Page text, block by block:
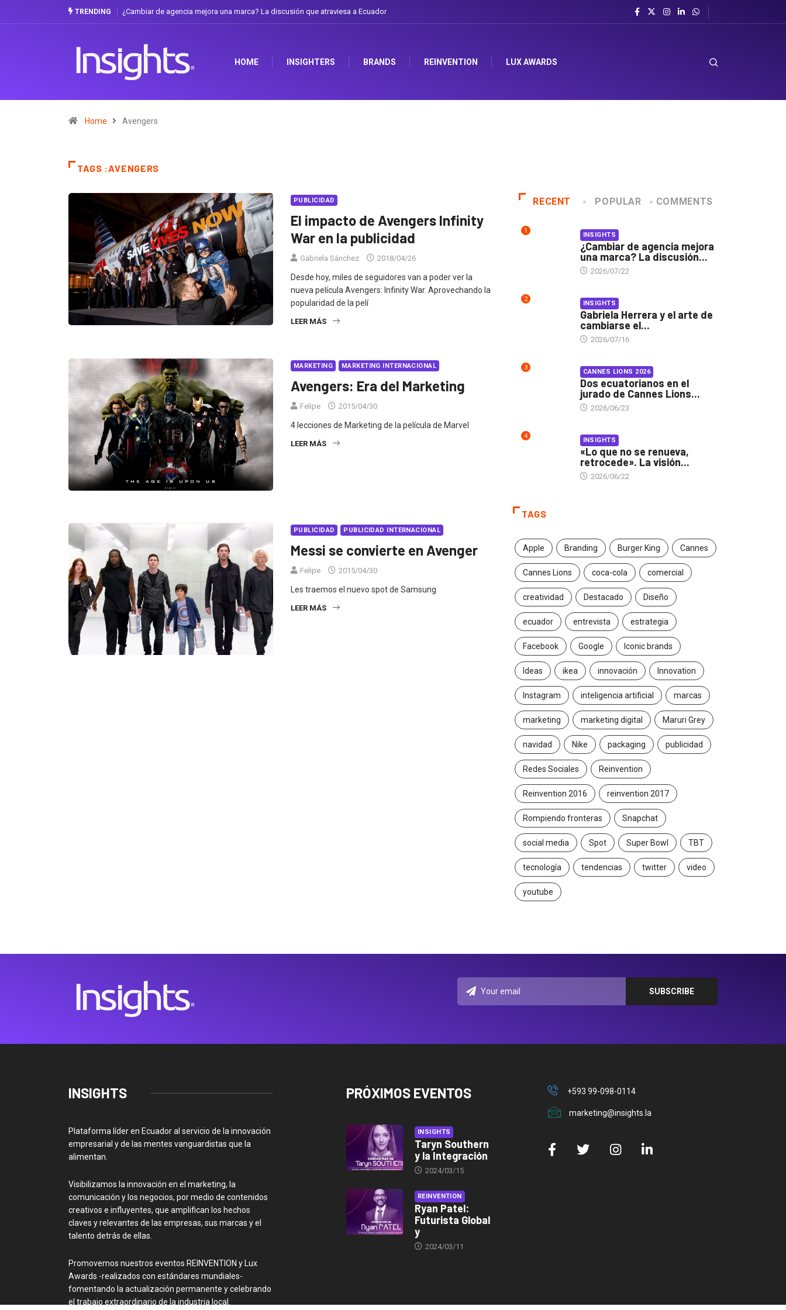
TRENDING ¿Cambiar de agencia mejora una marca? La discusión que atraviesa a Ecuador Gabriela Herrera y el arte de cambiarse el sombrero en Corporación Favorita
HOME INSIGHTERS BRANDS REINVENTION LUX AWARDS
Home Avengers
TAGS :AVENGERS
PUBLICIDAD
El impacto de Avengers Infinity
War en la publicidad
Gabriela Sánchez 2018/04/26
Desde hoy, miles de seguidores van a poder ver la
nueva película Avengers: Infinity War. Aprovechando la
popularidad de la pelí
LEER MÁS
MARKETING MARKETING INTERNACIONAL
Avengers: Era del Marketing
Felipe 2015/04/30
4 lecciones de Marketing de la película de Marvel
LEER MÁS
PUBLICIDAD PUBLICIDAD INTERNACIONAL
Messi se convierte en Avenger
Felipe 2015/04/30
Les traemos el nuevo spot de Samsung
LEER MÁS
RECENT POPULAR COMMENTS
1 INSIGHTS
¿Cambiar de agencia mejora
una marca? La discusión...
2026/07/22
2 INSIGHTS
Gabriela Herrera y el arte de
cambiarse el...
2026/07/16
3 CANNES LIONS 2026
Dos ecuatorianos en el
jurado de Cannes Lions...
2026/06/23
4 INSIGHTS
«Lo que no se renueva,
retrocede». La visión...
2026/06/22
TAGS
Apple Branding Burger King Cannes
Cannes Lions coca-cola comercial
creatividad Destacado Diseño
ecuador entrevista estrategia
Facebook Google Iconic brands
Ideas ikea innovación Innovation
Instagram inteligencia artificial marcas
marketing marketing digital Maruri Grey
navidad Nike packaging publicidad
Redes Sociales Reinvention
Reinvention 2016 reinvention 2017
Rompiendo fronteras Snapchat
social media Spot Super Bowl TBT
tecnología tendencias twitter video
youtube
INSIGHTS
Plataforma líder en Ecuador al servicio de la innovación
empresarial y de las mentes vanguardistas que la
alimentan.
Visibilizamos la innovación en el marketing, la
comunicación y los negocios, por medio de contenidos
creativos e influyentes, que amplifican los hechos
claves y relevantes de las empresas, sus marcas y el
talento detrás de ellas.
Promovemos nuestros eventos REINVENTION y Lux
Awards -realizados con estándares mundiales-
fomentando la actualización permanente y celebrando
el trabajo extraordinario de la industria local.
PRÓXIMOS EVENTOS
INSIGHTS
Taryn Southern
y la Integración
2024/03/15
REINVENTION
Ryan Patel:
Futurista Global
y
2024/03/11
+593 99-098-0114
marketing@insights.la